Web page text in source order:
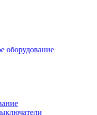
оборудование